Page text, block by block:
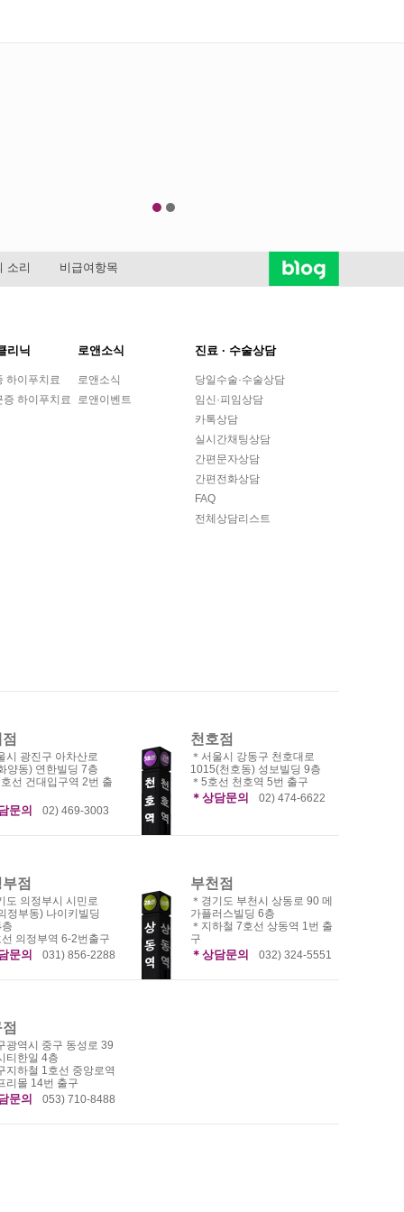
소리 비급여항목
리닉
하이푸치료
증 하이푸치료
로앤소식
로앤소식
로앤이벤트
진료 ∙ 수술상담
당일수술·수술상담
임신·피임상담
카톡상담
실시간채팅상담
간편문자상담
간편전화상담
FAQ
전체상담리스트
시 광진구 아차산로
양동) 연한빌딩 7층
선 건대입구역 2번 출
문의 02) 469-3003
천호점
＊서울시 강동구 천호대로
1015(천호동) 성보빌딩 9층
＊5호선 천호역 5번 출구
＊상담문의 02) 474-6622
점
도 의정부시 시민로
정부동) 나이키빌딩
의정부역 6-2번출구
문의 031) 856-2288
부천점
＊경기도 부천시 상동로 90 메
가플러스빌딩 6층
＊지하철 7호선 상동역 1번 출
구
＊상담문의 032) 324-5551
광역시 중구 동성로 39
티한일 4층
지하철 1호선 중앙로역
리몰 14번 출구
문의 053) 710-8488